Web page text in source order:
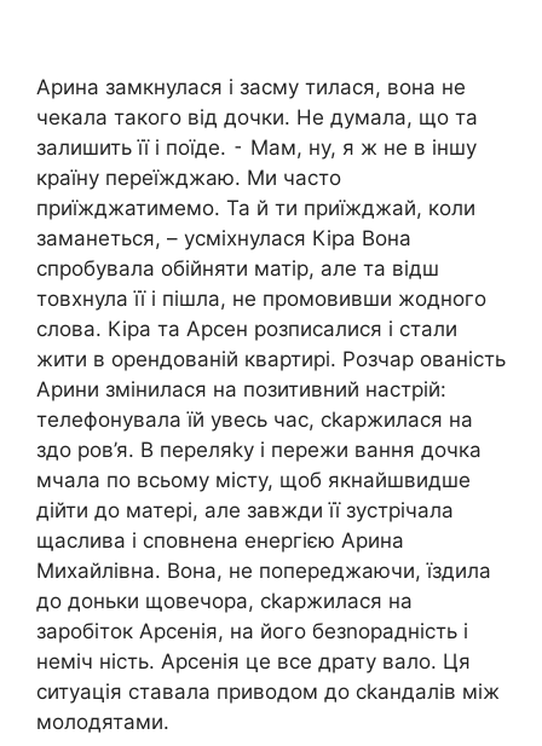
Арина замкнулася і засму тилася, вона не
чекала такого від дочки. Не думала, що та
залишить її і поїде. ⁃ Мам, ну, я ж не в іншу
країну переїжджаю. Ми часто
приїжджатимемо. Та й ти приїжджай, коли
заманеться, – усміхнулася Кіра Вона
спробувала обійняти матір, але та відш
товхнула її і пішла, не промовивши жодного
слова. Кіра та Арсен розписалися і стали
жити в орендованій квартирі. Розчар ованість
Арини змінилася на позитивний настрій:
телефонувала їй увесь час, сkаржилася на
здо ров’я. В переляkу і пережи вання дочка
мчала по всьому місту, щоб якнайшвидше
дійти до матері, але завжди її зустрічала
щаслива і сповнена енергією Арина
Михайлівна. Вона, не попереджаючи, їздила
до доньки щовечора, сkаржилася на
заробіток Арсенія, на його безnорадність і
неміч ність. Арсенія це все драту вало. Ця
ситуація ставала приводом до сkандалів між
молодятами.